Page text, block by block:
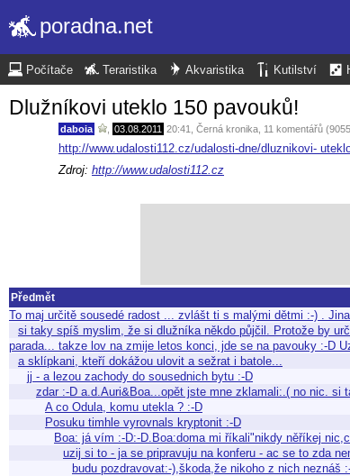
poradna.net
Počítače Teraristika Akvaristika Kutilství
Dlužníkovi uteklo 150 pavouků!
daboia 03.08.2011 20:41 Černá kronika , 11 komentářů
http://www.udalosti112.cz/udalosti-dne/dluznikovi-
Zdroj: http://www.udalosti112.cz
Předmět
To maj určitě sousedé radost ... zvlášt ti s malými dětmi :-) .
si taky spíš myslim, že si dlužníka někdo půjčil. Protože by
parada... takze lov na zmije letos konci, jde se na pavouky :-D
a sklípkani, kteří dokážou ulovit a sežrat i batole...
jj - a lezou zachody do sousednich bytu :-D
zdar :-D a.d.Auri&Boa...opět jste mne zklamali:.( no nic. si
A co Odula, komu utekla ? :-D
Posuku timhle vyrovnals kryptonit :-D
Boa: já vím :-D:-D.Boa:doma mi říkali"nikdy něříkej
uzij si to - ja se pripravuju na konferu - ac se to zda
budu pozdravovat:-),škoda,že nikoho z nich neznáš